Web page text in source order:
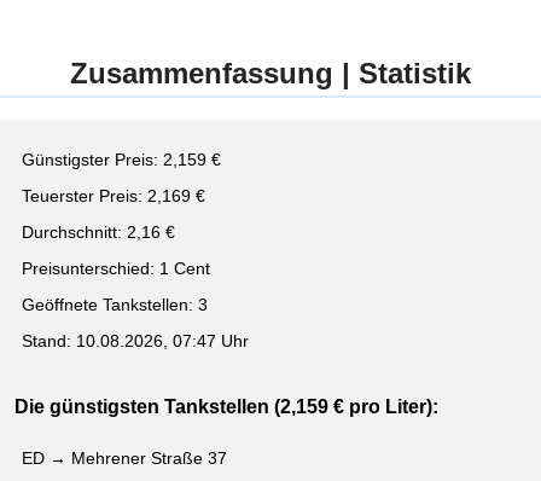
Zusammenfassung | Statistik
Günstigster Preis: 2,159 €
Teuerster Preis: 2,169 €
Durchschnitt: 2,16 €
Preisunterschied: 1 Cent
Geöffnete Tankstellen: 3
Stand: 10.08.2026, 07:47 Uhr
Die günstigsten Tankstellen (2,159 € pro Liter):
ED → Mehrener Straße 37